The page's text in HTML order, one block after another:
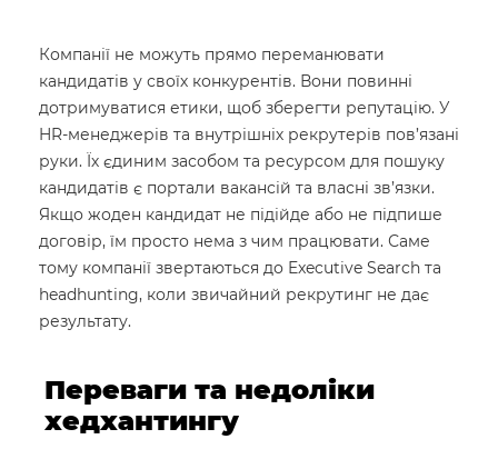
Компанії не можуть прямо переманювати
кандидатів у своїх конкурентів. Вони повинні
дотримуватися етики, щоб зберегти репутацію. У
HR-менеджерів та внутрішніх рекрутерів пов’язані
руки. Їх єдиним засобом та ресурсом для пошуку
кандидатів є портали вакансій та власні зв’язки.
Якщо жоден кандидат не підійде або не підпише
договір, їм просто нема з чим працювати. Саме
тому компанії звертаються до Executive Search та
headhunting, коли звичайний рекрутинг не дає
результату.
Переваги та недоліки
хедхантингу